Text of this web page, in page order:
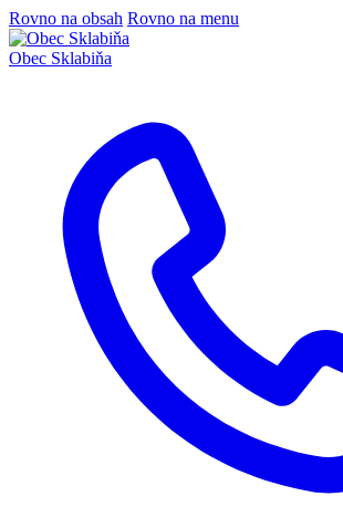
Rovno na obsah Rovno na menu
Obec Sklabiňa